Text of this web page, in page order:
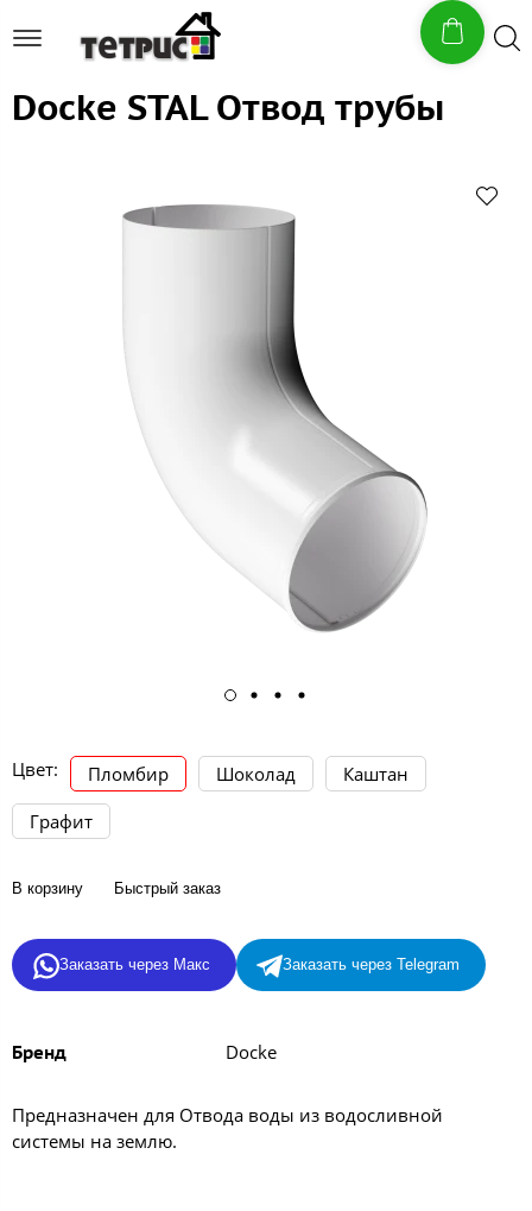
Docke STAL Отвод трубы
Цвет: Пломбир Шоколад
Каштан
Графит
В корзину Быстрый заказ
Заказать через Макс Заказать через Telegram
Бренд Docke
Предназначен для Отвода воды из водосливной
системы на землю.